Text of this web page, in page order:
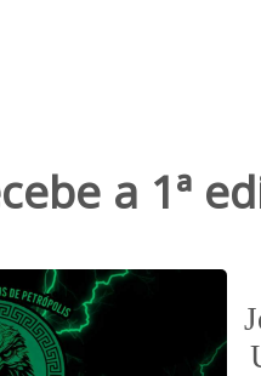
a 1ª